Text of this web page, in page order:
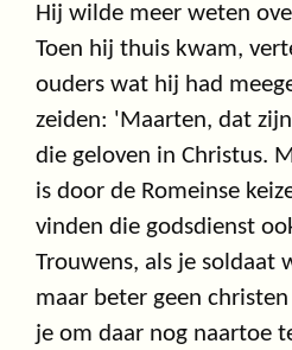
Hij wilde meer weten
Toen hij thuis kwam,
ouders wat hij had
zeiden: 'Maarten, dat
die geloven in Christus.
is door de Romeinse
vinden die godsdienst
Trouwens, als je soldaat
maar beter geen
je om daar nog naartoe